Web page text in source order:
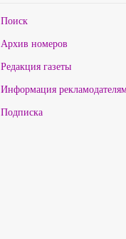
Поиск
Архив номеров
Редакция газеты
Информация
Подписка